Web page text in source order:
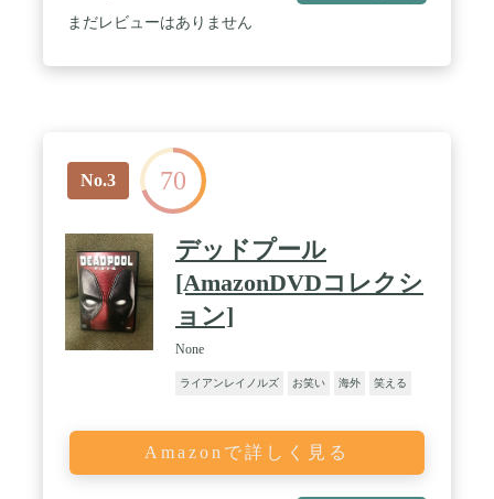
まだレビューはありません
No.3 70
デッドプール
[AmazonDVDコレクシ
ョン]
None
ライアンレイノルズ お笑い 海外 笑える
Amazonで詳しく見る